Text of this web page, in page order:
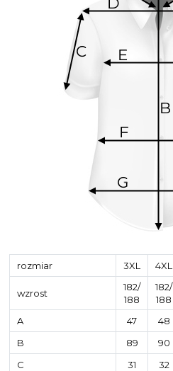
rozmiar 3XL 4XL
wzrost
182/
188
182/
188
A
47 48
B
89 90
C
31 32